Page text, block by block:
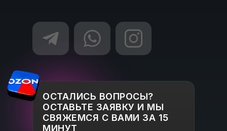
ОСТАЛИСЬ ВОПРОСЫ?
ОСТАВЬТЕ ЗАЯВКУ И МЫ
СВЯЖЕМСЯ С ВАМИ ЗА 15
МИНУТ